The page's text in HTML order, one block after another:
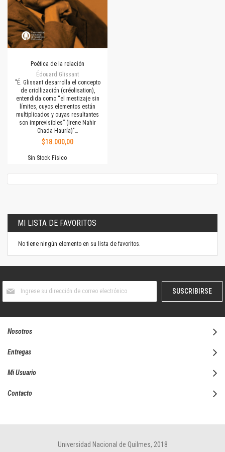
Poética de la relación
Édouard Glissant
"É. Glissant desarrolla el concepto
de criollización (créolisation),
entendida como “el mestizaje sin
límites, cuyos elementos están
multiplicados y cuyas resultantes
son imprevisibles” (Irene Nahir
Chada Hauría)"…
$18.000,00
Sin Stock Físico
MI LISTA DE FAVORITOS
No tiene ningún elemento en su lista de favoritos.
boletín
SUSCRIBIRSE
Nosotros
Entregas
Mi Usuario
Contacto
Universidad Nacional de Quilmes, 2018